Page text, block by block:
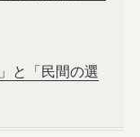
と「民間の選